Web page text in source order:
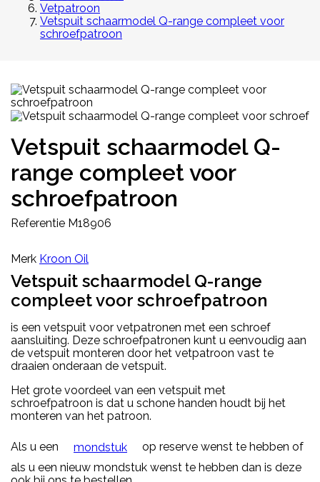
Vetpatroon
Vetspuit schaarmodel Q-range compleet voor
schroefpatroon
Vetspuit schaarmodel Q-
range compleet voor
schroefpatroon
Referentie M18906
Merk Kroon Oil
Vetspuit schaarmodel Q-range
compleet voor schroefpatroon
is een vetspuit voor vetpatronen met een schroef
aansluiting. Deze schroefpatronen kunt u eenvoudig aan
de vetspuit monteren door het vetpatroon vast te
draaien onderaan de vetspuit.
Het grote voordeel van een vetspuit met
schroefpatroon is dat u schone handen houdt bij het
monteren van het patroon.
Als u een mondstuk
op reserve wenst te hebben of
als u een nieuw mondstuk wenst te hebben dan is deze